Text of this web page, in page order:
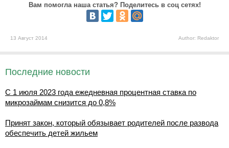
Вам помогла наша статья? Поделитесь в соц сетях!
13 Август 2014 Author: Redaktor
Последние новости
С 1 июля 2023 года ежедневная процентная ставка по
микрозаймам снизится до 0,8%
Принят закон, который обязывает родителей после развода
обеспечить детей жильем